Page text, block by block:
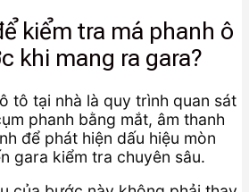
kiểm tra má phanh ô
khi mang ra gara?
tô tại nhà là quy trình quan sát
phanh bằng mắt, âm thanh
để phát hiện dấu hiệu mòn
gara kiểm tra chuyên sâu.